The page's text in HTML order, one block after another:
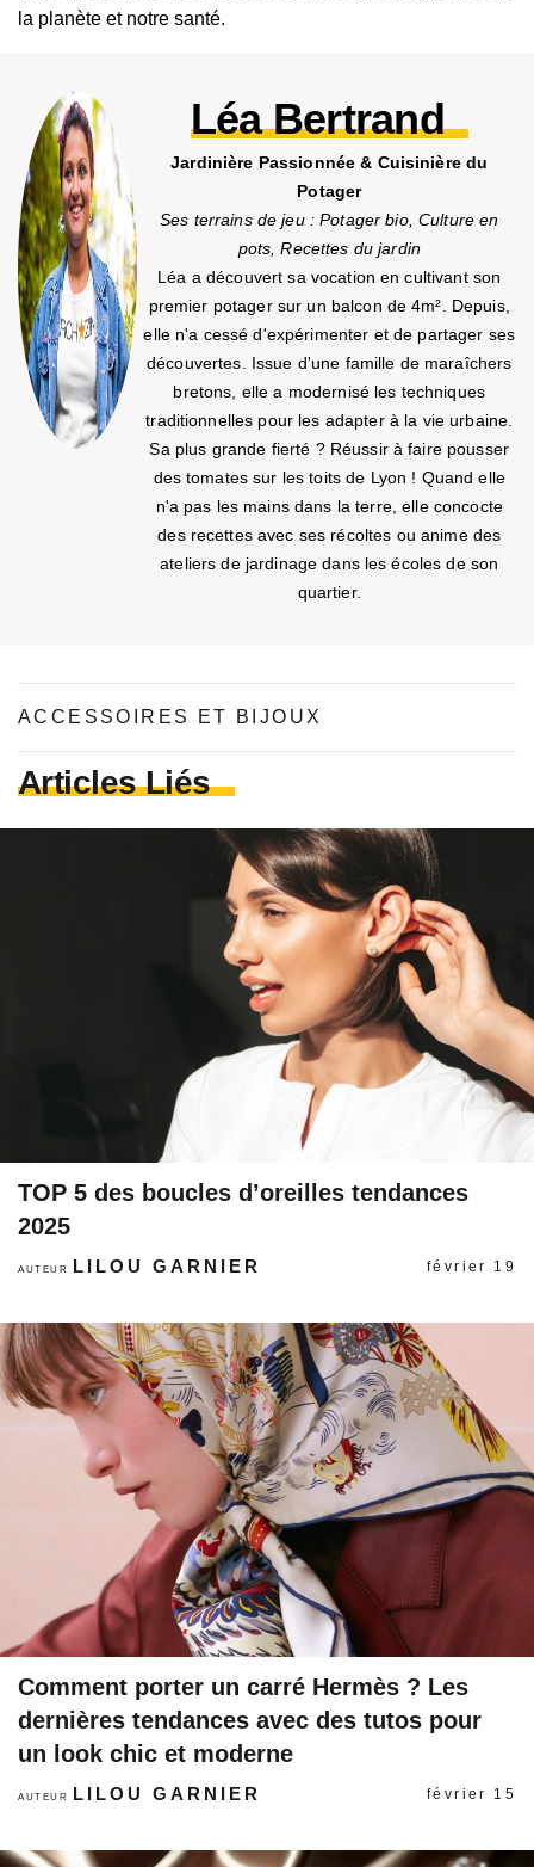
la planète et notre santé.
Léa Bertrand
Jardinière Passionnée & Cuisinière du
Potager
Ses terrains de jeu : Potager bio, Culture en
pots, Recettes du jardin
Léa a découvert sa vocation en cultivant son
premier potager sur un balcon de 4m². Depuis,
elle n'a cessé d'expérimenter et de partager ses
découvertes. Issue d'une famille de maraîchers
bretons, elle a modernisé les techniques
traditionnelles pour les adapter à la vie urbaine.
Sa plus grande fierté ? Réussir à faire pousser
des tomates sur les toits de Lyon ! Quand elle
n'a pas les mains dans la terre, elle concocte
des recettes avec ses récoltes ou anime des
ateliers de jardinage dans les écoles de son
quartier.
ACCESSOIRES ET BIJOUX
Articles Liés
TOP 5 des boucles d’oreilles tendances
2025
AUTEUR LILOU GARNIER février 19
Comment porter un carré Hermès ? Les
dernières tendances avec des tutos pour
un look chic et moderne
AUTEUR LILOU GARNIER février 15